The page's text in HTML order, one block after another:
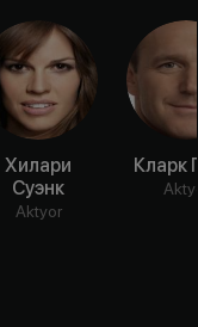
Хилари
Суэнк
Aktyor
Кларк